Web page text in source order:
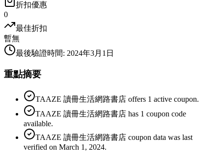
折扣優惠
0
最佳折扣
暫無
最後驗證時間: 2024年3月1日
重點摘要
TAAZE 讀冊生活網路書店 offers 1 active coupon.
TAAZE 讀冊生活網路書店 has 1 coupon code
available.
TAAZE 讀冊生活網路書店 coupon data was last
verified on March 1, 2024.